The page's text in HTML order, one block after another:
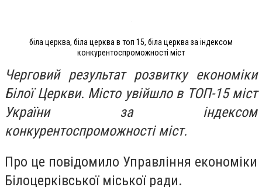
біла церква, біла церква в топ 15, біла церква за індексом
конкурентоспроможності міст
Черговий результат розвитку економіки
Білої Церкви. Місто увійшло в ТОП-15 міст
України за індексом
конкурентоспроможності міст.
Про це повідомило Управління економіки
Білоцерківської міської ради.